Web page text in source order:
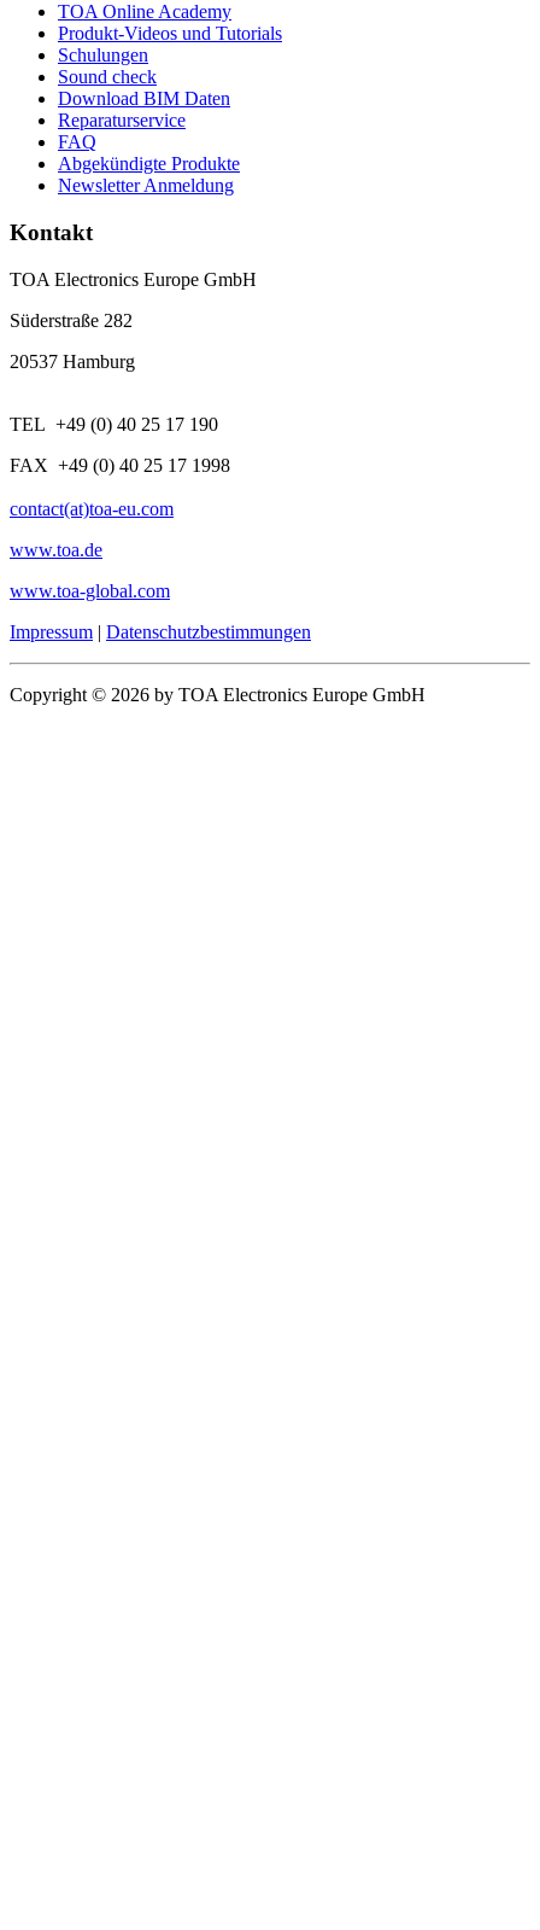
TOA Online Academy
Produkt-Videos und Tutorials
Schulungen
Sound check
Download BIM Daten
Reparaturservice
FAQ
Abgekündigte Produkte
Newsletter Anmeldung
Kontakt
TOA Electronics Europe GmbH
Süderstraße 282
20537 Hamburg
TEL +49 (0) 40 25 17 190
FAX +49 (0) 40 25 17 1998
contact(at)toa-eu.com
www.toa.de
www.toa-global.com
Impressum | Datenschutzbestimmungen
Copyright © 2026 by TOA Electronics Europe GmbH